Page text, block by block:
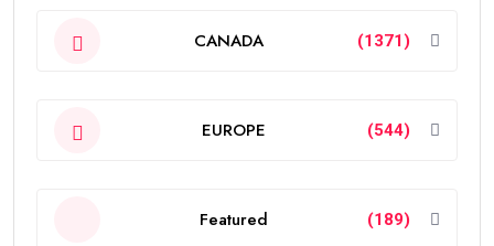
CANADA (1371)
EUROPE (544)
Featured (189)